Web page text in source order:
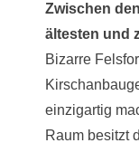
Zwischen
ältesten und
Bizarre
einzigartig
Raum besitzt